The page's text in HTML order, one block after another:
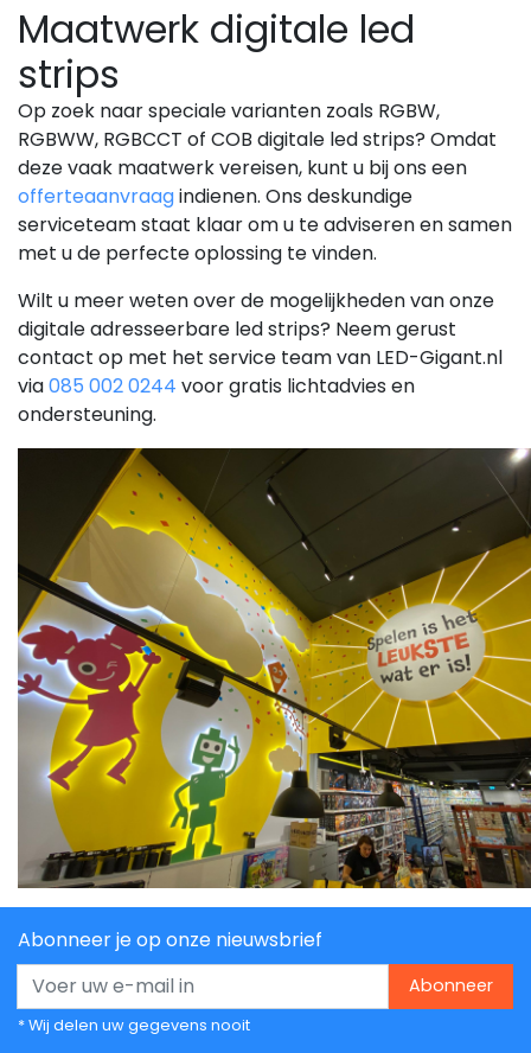
Maatwerk digitale led
strips
Op zoek naar speciale varianten zoals RGBW,
RGBWW, RGBCCT of COB digitale led strips? Omdat
deze vaak maatwerk vereisen, kunt u bij ons een
offerteaanvraagindienen. Ons deskundige
serviceteam staat klaar om u te adviseren en samen
met u de perfecte oplossing te vinden.
Wilt u meer weten over de mogelijkheden van onze
digitale adresseerbare led strips? Neem gerust
contact op met het service team van LED-Gigant.nl
via085 002 0244 voor gratis lichtadvies en
ondersteuning.
Abonneer je op onze nieuwsbrief
Abonneer
* Wij delen uw gegevens nooit